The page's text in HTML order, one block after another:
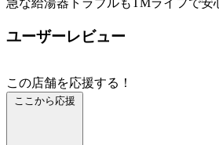
急な給湯器トラブルもTMライフで安
ユーザーレビュー
この店舗を応援する！
ここから応援